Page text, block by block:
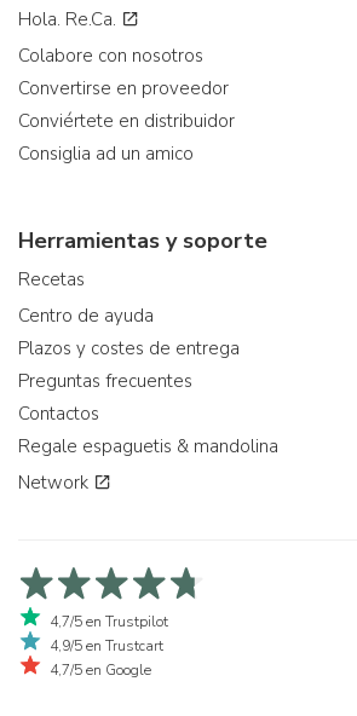
Hola. Re.Ca.
Colabore con nosotros
Convertirse en proveedor
Conviértete en distribuidor
Consiglia ad un amico
Herramientas y soporte
Recetas
Centro de ayuda
Plazos y costes de entrega
Preguntas frecuentes
Contactos
Regale espaguetis & mandolina
Network
4,7/5 en Trustpilot
4,9/5 en Trustcart
4,7/5 en Google